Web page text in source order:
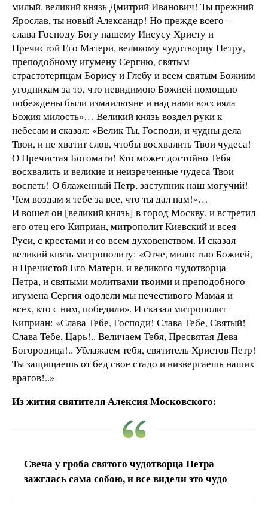
милый, великий князь Дмитрий Иванович! Ты прежний
Ярослав, ты новый Александр! Но прежде всего –
слава Господу Богу нашему Иисусу Христу и
Пречистой Его Матери, великому чудотворцу Петру,
преподобному игумену Сергию, святым
страстотерпцам Борису и Глебу и всем святым Божиим
угодникам за то, что невидимою Божией помощью
побеждены были измаильтяне и над нами воссияла
Божия милость»… Великий князь воздел руки к
небесам и сказал: «Велик Ты, Господи, и чудны дела
Твои, и не хватит слов, чтобы восхвалить Твои чудеса!
О Пречистая Богомати! Кто может достойно Тебя
восхвалить и великие и неизреченные чудеса Твои
воспеть! О блаженный Петр, заступник наш могучий!
Чем воздам я тебе за все, что ты дал нам!»…
И вошел он [великий князь] в город Москву, и встретил
его отец его Киприан, митрополит Киевский и всея
Руси, с крестами и со всем духовенством. И сказал
великий князь митрополиту: «Отче, милостью Божией,
и Пречистой Его Матери, и великого чудотворца
Петра, и святыми молитвами твоими и преподобного
игумена Сергия одолели мы нечестивого Мамая и
всех, кто с ним, победили». И сказал митрополит
Киприан: «Слава Тебе, Господи! Слава Тебе, Святый!
Слава Тебе, Царь!.. Величаем Тебя, Пресвятая Дева
Богородица!.. Ублажаем тебя, святитель Христов Петр!
Ты защищаешь от бед свое стадо и низвергаешь наших
врагов!..»
Из жития святителя Алексия Московского:
Свеча у гроба святого чудотворца Петра
зажглась сама собою, и все видели это чудо